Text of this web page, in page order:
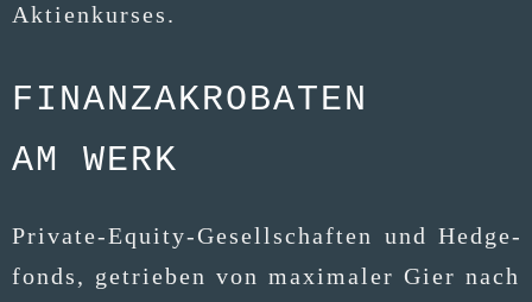
Aktienkurses.
FINANZAKROBATEN
AM WERK
Pri­va­te-Equi­ty-Gesell­schaf­ten und Hedge­
fonds, getrie­ben von maxi­ma­ler Gier nach